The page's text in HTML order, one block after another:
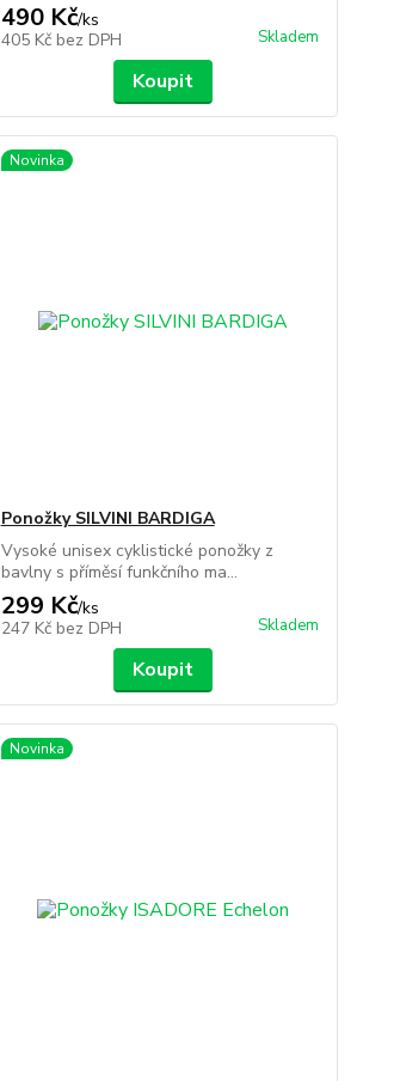
490 Kč/ks
405 Kč bez DPH Skladem
Koupit
Novinka
Ponožky SILVINI BARDIGA
Vysoké unisex cyklistické ponožky z
bavlny s příměsí funkčního ma...
299 Kč/ks
247 Kč bez DPH Skladem
Koupit
Novinka